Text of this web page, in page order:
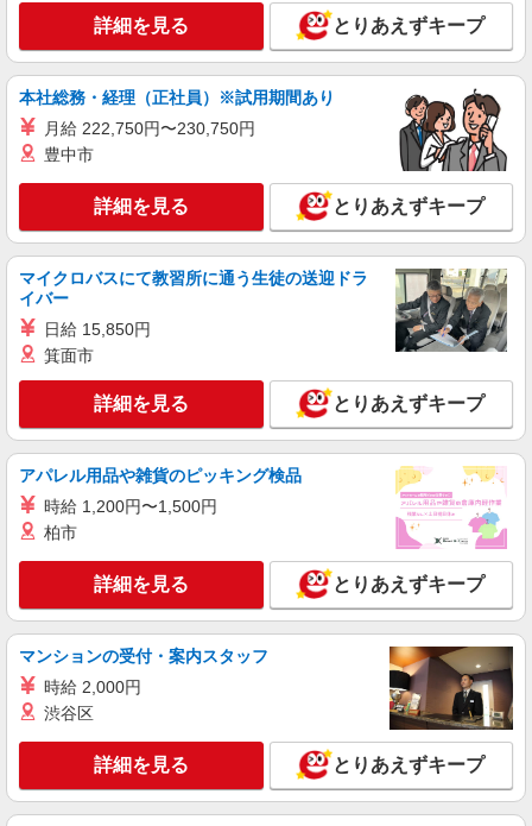
詳細を見る とりあえずキープ
本社総務・経理（正社員）※試用期間あり
月給 222,750円〜230,750円
豊中市
詳細を見る とりあえずキープ
マイクロバスにて教習所に通う生徒の送迎ドラ
イバー
日給 15,850円
箕面市
詳細を見る とりあえずキープ
アパレル用品や雑貨のピッキング検品
時給 1,200円〜1,500円
柏市
詳細を見る とりあえずキープ
マンションの受付・案内スタッフ
時給 2,000円
渋谷区
詳細を見る とりあえずキープ